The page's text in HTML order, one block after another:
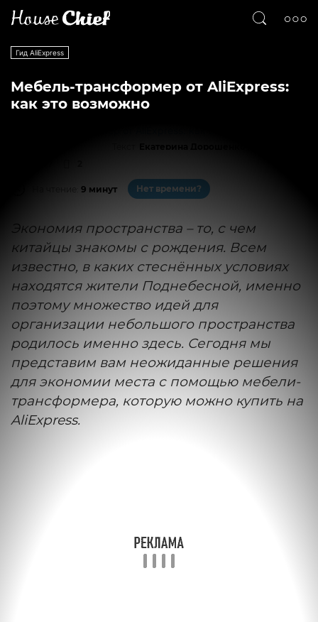
Гид AliExpress
Мебель-трансформер от AliExpress:
как это возможно
9 минут Нет времени?
Экономия пространства – то, с чем
китайцы знакомы с рождения. Всем
известно, в каких стеснённых условиях
находятся жители Поднебесной, именно
поэтому множество идей для
организации небольшого пространства
родилось именно здесь. Сегодня мы
представим вам неожиданные решения
для экономии места с помощью мебели-
трансформера, которую можно купить на
AliExpress.